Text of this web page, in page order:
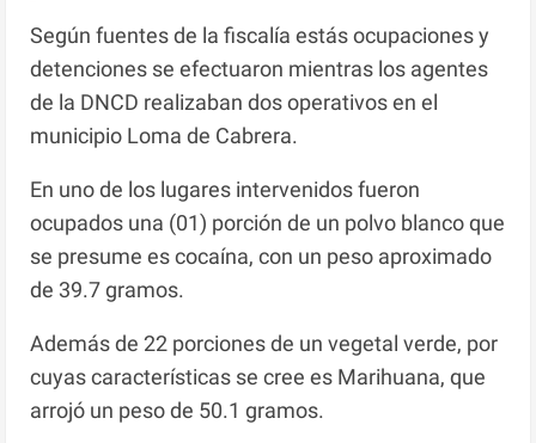
Según fuentes de la fiscalía estás ocupaciones y
detenciones se efectuaron mientras los agentes
de la DNCD realizaban dos operativos en el
municipio Loma de Cabrera.
En uno de los lugares intervenidos fueron
ocupados una (01) porción de un polvo blanco que
se presume es cocaína, con un peso aproximado
de 39.7 gramos.
Además de 22 porciones de un vegetal verde, por
cuyas características se cree es Marihuana, que
arrojó un peso de 50.1 gramos.